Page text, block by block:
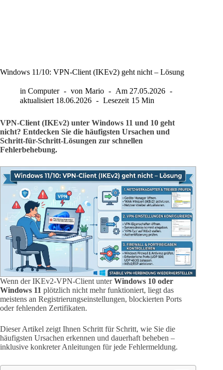
Windows 11/10: VPN-Client (IKEv2) geht nicht – Lösung
in Computer von Mario Am 27.05.2026
aktualisiert 18.06.2026 Lesezeit 15 Min
VPN-Client (IKEv2) unter Windows 11 und 10 geht
nicht? Entdecken Sie die häufigsten Ursachen und
Schritt-für-Schritt-Lösungen zur schnellen
Fehlerbehebung.
Wenn der IKEv2-VPN-Client unterWindows 10 oder
Windows 11 plötzlich nicht mehr funktioniert, liegt das
meistens an Registrierungseinstellungen, blockierten Ports
oder fehlenden Zertifikaten.
Dieser Artikel zeigt Ihnen Schritt für Schritt, wie Sie die
häufigsten Ursachen erkennen und dauerhaft beheben –
inklusive konkreter Anleitungen für jede Fehlermeldung.